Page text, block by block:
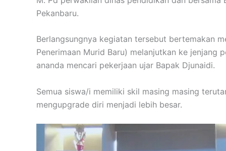
Pekanbaru.
Berlangsungnya kegiatan tersebut bertemakan
Penerimaan Murid Baru) melanjutkan ke
ananda mencari pekerjaan ujar Bapak Djunaidi.
Semua siswa/i memiliki skil masing masing
mengupgrade diri menjadi lebih besar.